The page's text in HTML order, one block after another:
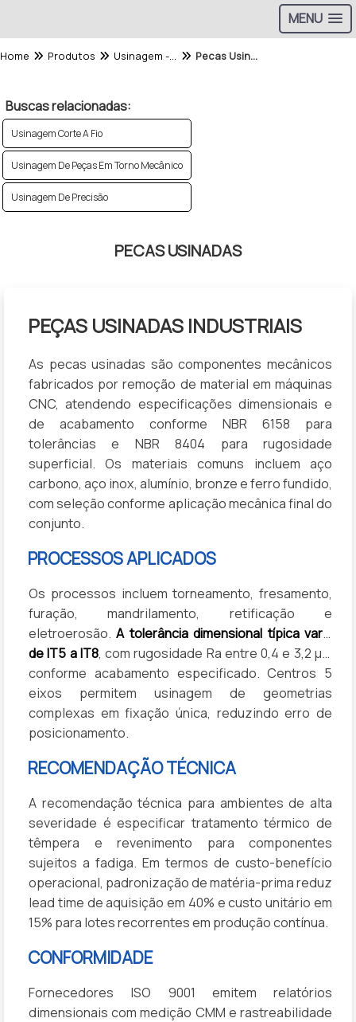
MENU
Home Produtos Usinagem - Categoria Pecas Usinadas
Buscas relacionadas:
Usinagem Corte A Fio
Usinagem De Peças Em Torno Mecânico
Usinagem De Precisão
PECAS USINADAS
PEÇAS USINADAS INDUSTRIAIS
As pecas usinadas são componentes mecânicos
fabricados por remoção de material em máquinas
CNC, atendendo especificações dimensionais e
de acabamento conforme NBR 6158 para
tolerâncias e NBR 8404 para rugosidade
superficial. Os materiais comuns incluem aço
carbono, aço inox, alumínio, bronze e ferro fundido,
com seleção conforme aplicação mecânica final do
conjunto.
PROCESSOS APLICADOS
Os processos incluem torneamento, fresamento,
furação, mandrilamento, retificação e
eletroerosão.A tolerância dimensional típica varia
de IT5 a IT8, com rugosidade Ra entre 0,4 e 3,2 µm
conforme acabamento especificado. Centros 5
eixos permitem usinagem de geometrias
complexas em fixação única, reduzindo erro de
posicionamento.
RECOMENDAÇÃO TÉCNICA
A recomendação técnica para ambientes de alta
severidade é especificar tratamento térmico de
têmpera e revenimento para componentes
sujeitos a fadiga. Em termos de custo-benefício
operacional, padronização de matéria-prima reduz
lead time de aquisição em 40% e custo unitário em
15% para lotes recorrentes em produção contínua.
CONFORMIDADE
Fornecedores ISO 9001 emitem relatórios
dimensionais com medição CMM e rastreabilidade